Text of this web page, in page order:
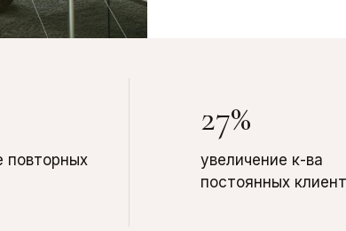
повторных
27%
увеличение к-ва
постоянных